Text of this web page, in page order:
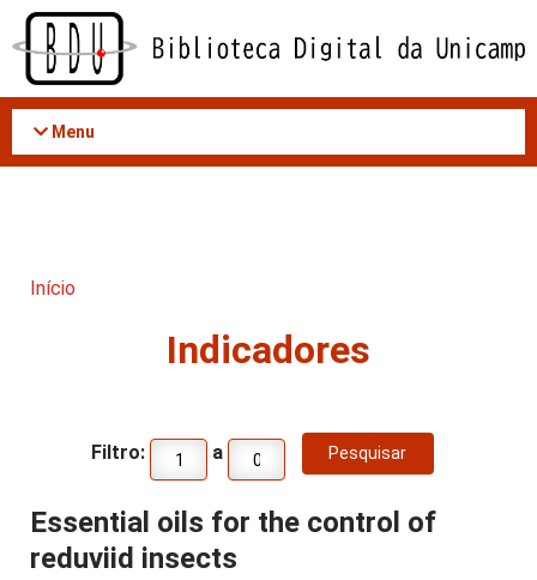
Acessar
conteúdo
Menu
Início
Indicadores
Filtro: a
Essential oils for the control of
reduviid insects